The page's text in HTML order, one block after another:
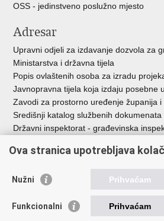
OSS - jedinstveno poslužno mjesto
Adresar
Upravni odjeli za izdavanje dozvola za
Ministarstva i državna tijela
Popis ovlaštenih osoba za izradu
Javnopravna tijela koja izdaju posebne
Zavodi za prostorno uređenje županija i
Središnji katalog službenih dokumenata
Državni inspektorat - građevinska
Vlada Republike Hrvatske
Agencija za pravni promet i
Ova stranica upotrebljava
Nužni Prihvaćam
Funkcionalni Prihvaćam